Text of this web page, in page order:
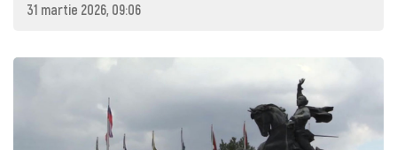
31 martie 2026, 09:06